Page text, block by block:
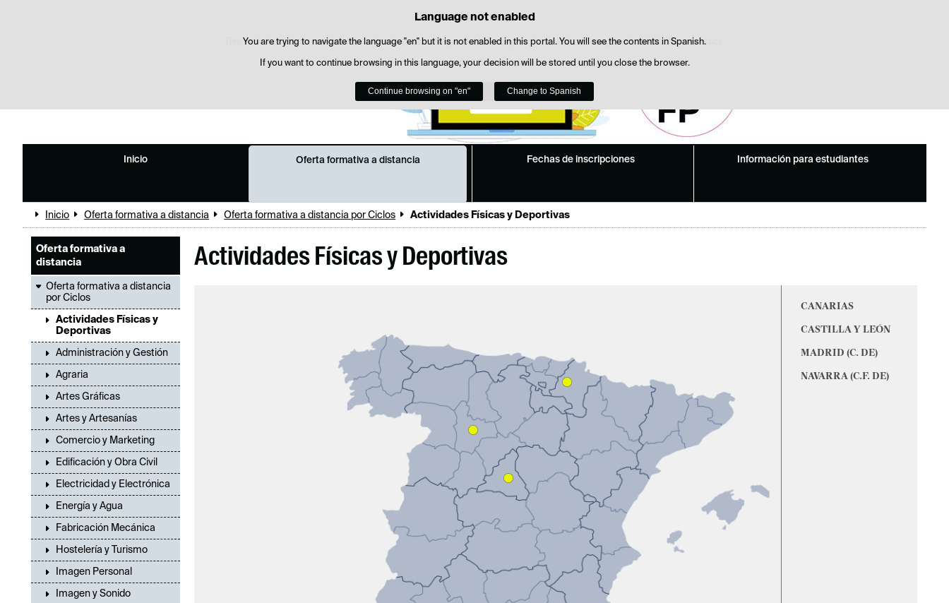
Cookie Policy
This website uses its own cookies to facilitate browsing and third-party cookies to obtain usage and satisfaction statistics.
You can get more information in the "Cookies" section of our legal notice.
Accept Reject
Language not enabled
You are trying to navigate the language "en" but it is not enabled in this portal. You will see the contents in Spanish.
If you want to continue browsing in this language, your decision will be stored until you close the browser.
Continue browsing on "en" Change to Spanish
Skip to content
Inicio Oferta formativa a distancia Fechas de inscripciones Información para estudiantes
Inicio Oferta formativa a distancia Oferta formativa a distancia por Ciclos Actividades Físicas y Deportivas
Oferta formativa a
distancia
Oferta formativa a distancia
por Ciclos
Actividades Físicas y
Deportivas
Administración y Gestión
Agraria
Artes Gráficas
Artes y Artesanías
Comercio y Marketing
Edificación y Obra Civil
Electricidad y Electrónica
Energía y Agua
Fabricación Mecánica
Hostelería y Turismo
Imagen Personal
Imagen y Sonido
Actividades Físicas y Deportivas
CANARIAS
CASTILLA Y LEÓN
MADRID (C. DE)
NAVARRA (C.F. DE)